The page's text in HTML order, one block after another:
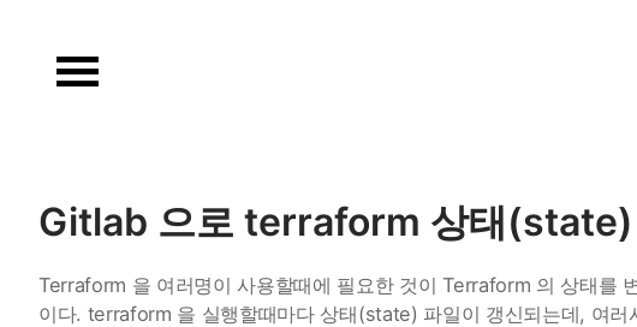
content
Gitlab 으로 terraform 상태(state)
Terraform 을 여러명이 사용할때에 필요한 것이 Terraform 의 상태를
이다. terraform 을 실행할때마다 상태(state) 파일이 갱신되는데, 여러